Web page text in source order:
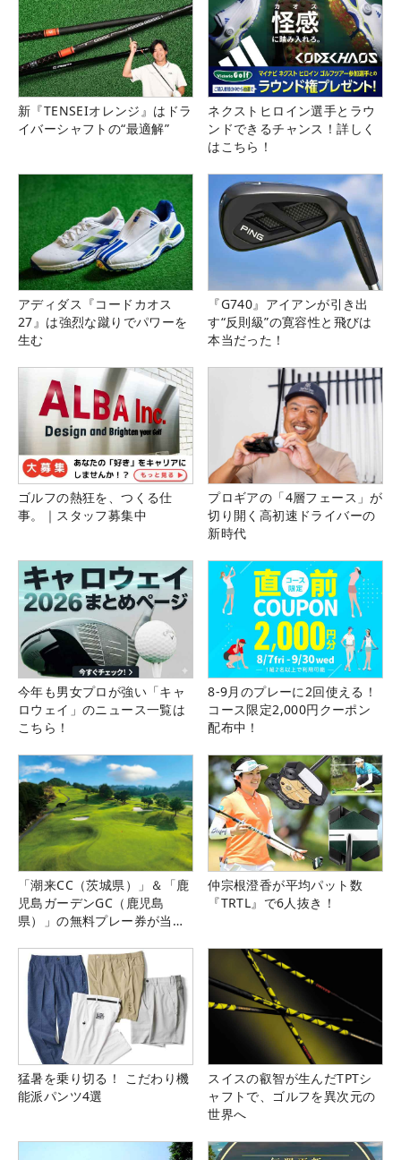
新『TENSEIオレンジ』はドラ
イバーシャフトの“最適解”
ネクストヒロイン選手とラウ
ンドできるチャンス！詳しく
はこちら！
アディダス『コードカオス
27』は強烈な蹴りでパワーを
生む
『G740』アイアンが引き出
す“反則級”の寛容性と飛びは
本当だった！
ゴルフの熱狂を、つくる仕
事。｜スタッフ募集中
プロギアの「4層フェース」が
切り開く高初速ドライバーの
新時代
今年も男女プロが強い「キャ
ロウェイ」のニュース一覧は
こちら！
8-9月のプレーに2回使える！
コース限定2,000円クーポン
配布中！
「潮来CC（茨城県）」＆「鹿
児島ガーデンGC（鹿児島
県）」の無料プレー券が当た
仲宗根澄香が平均パット数
『TRTL』で6人抜き！
猛暑を乗り切る！ こだわり機
能派パンツ4選
スイスの叡智が生んだTPTシ
ャフトで、ゴルフを異次元の
世界へ